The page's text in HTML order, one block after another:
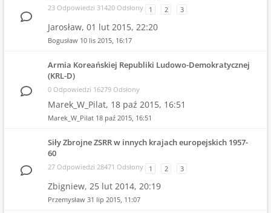
23 Odpowiedzi 31420 Odsłony 1 2 3
Jarosław, 01 lut 2015, 22:20
Bogusław 10 lis 2015, 16:17
Armia Koreańskiej Republiki Ludowo-Demokratycznej
(KRL-D)
0 Odpowiedzi 16279 Odsłony
Marek_W_Pilat, 18 paź 2015, 16:51
Marek_W_Pilat 18 paź 2015, 16:51
Siły Zbrojne ZSRR w innych krajach europejskich 1957-
60
27 Odpowiedzi 28471 Odsłony 1 2 3
Zbigniew, 25 lut 2014, 20:19
Przemysław 31 lip 2015, 11:07